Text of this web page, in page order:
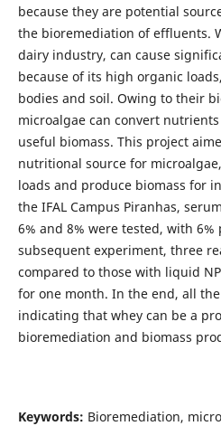
because they are potential
the bioremediation of effluents.
dairy industry, can cause
because of its high organic
bodies and soil. Owing to their
microalgae can convert
useful biomass. This project
nutritional source for
loads and produce biomass for
the IFAL Campus Piranhas,
6% and 8% were tested, with
subsequent experiment, three
compared to those with liquid
for one month. In the end, all
indicating that whey can be a
bioremediation and biomass
Keywords: Bioremediation,